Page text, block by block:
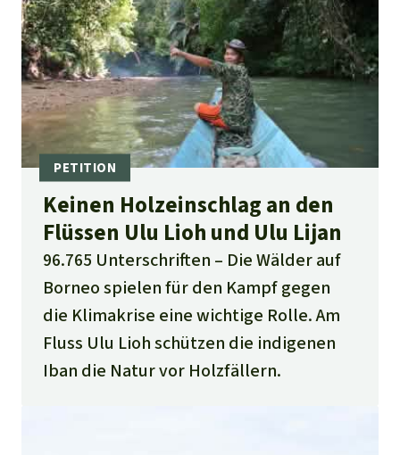
Keinen Holzeinschlag an den
Flüssen Ulu Lioh und Ulu Lijan
96.765 Unterschriften
Die Wälder auf
Borneo spielen für den Kampf gegen
die Klimakrise eine wichtige Rolle. Am
Fluss Ulu Lioh schützen die indigenen
Iban die Natur vor Holzfällern.